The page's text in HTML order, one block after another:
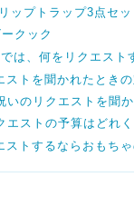
ップトラップ3点セッ
クック
は、何をリクエスト
ストを聞かれたとき
いのリクエストを聞
エストの予算はどれ
ストするならおもち